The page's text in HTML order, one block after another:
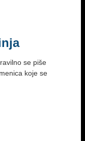
se piše
koje se